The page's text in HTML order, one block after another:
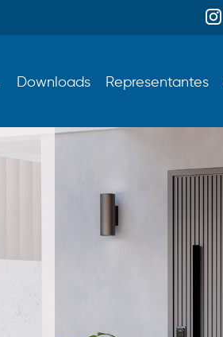
Downloads Representantes